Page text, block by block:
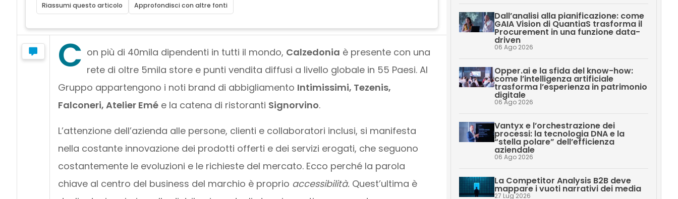
Riassumi questo articolo Approfondisci con altre fonti
C on più di 40mila dipendenti in tutti il mondo, Calzedonia è presente con una
rete di oltre 5mila store e punti vendita diffusi a livello globale in 55 Paesi. Al
Gruppo appartengono i noti brand di abbigliamento Intimissimi, Tezenis,
Falconeri, Atelier Emée la catena di ristoranti Signorvino.
L’attenzione dell’azienda alle persone, clienti e collaboratori inclusi, si manifesta
nella costante innovazione dei prodotti offerti e dei servizi erogati, che seguono
costantemente le evoluzioni e le richieste del mercato. Ecco perché la parola
chiave al centro del business del marchio è proprio accessibilità. Quest’ultima è
Dall’analisi alla pianificazione: come
GAIA Vision di QuantiaS trasforma il
Procurement in una funzione data-
driven
06 Ago 2026
Opper.ai e la sfida del know-how:
come l’intelligenza artificiale
trasforma l’esperienza in patrimonio
digitale
06 Ago 2026
Vantyx e l’orchestrazione dei
processi: la tecnologia DNA e la
“stella polare” dell’efficienza
aziendale
06 Ago 2026
La Competitor Analysis B2B deve
mappare i vuoti narrativi dei media
27 Lug 2026